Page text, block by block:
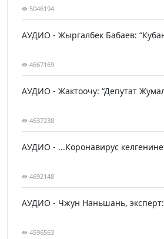
5046194
АУДИО - Жыргалбек Бабаев:
4667169
АУДИО - Жактоочу: “Депутат
4637238
АУДИО - ...Коронавирус келгенине
4692148
АУДИО - Чжун Наньшань, эксперт:
4596563